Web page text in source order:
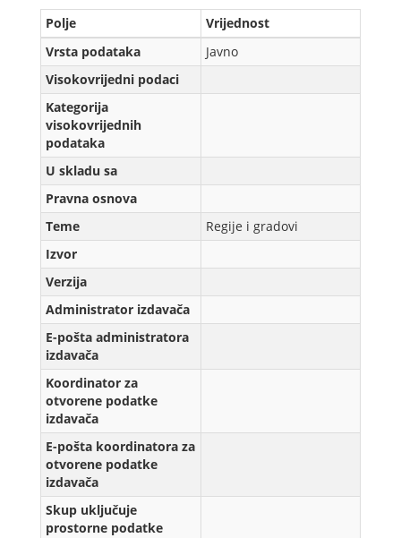
Polje
Vrijednost
Vrsta podataka
Javno
Visokovrijedni podaci
Kategorija
visokovrijednih
podataka
U skladu sa
Pravna osnova
Teme
Regije i gradovi
Izvor
Verzijа
Administrator izdavača
E-pošta administratora
izdavača
Koordinator za
otvorene podatke
izdavača
E-pošta koordinatora za
otvorene podatke
izdavača
Skup uključuje
prostorne podatke